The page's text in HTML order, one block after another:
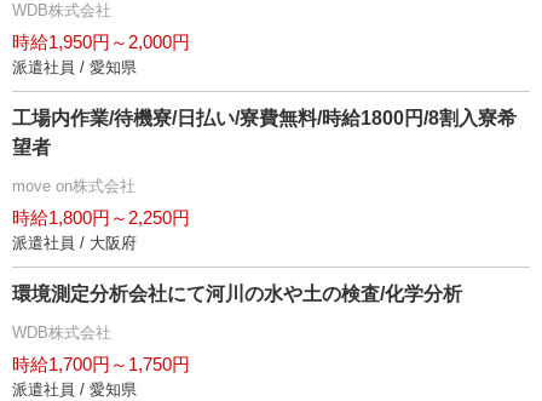
WDB株式会社
時給1,950円～2,000円
派遣社員 / 愛知県
工場内作業/待機寮/日払い/寮費無料/時給1800円/8割入寮希
望者
move on株式会社
時給1,800円～2,250円
派遣社員 / 大阪府
環境測定分析会社にて河川の水や土の検査/化学分析
WDB株式会社
時給1,700円～1,750円
派遣社員 / 愛知県